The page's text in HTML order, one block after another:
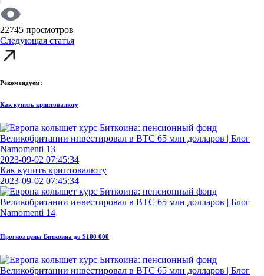
22745 просмотров
Следующая статья
Рекомендуем:
Как купить криптовалюту
2023-09-02 07:45:34
Как купить криптовалюту
2023-09-02 07:45:34
Прогноз цены Биткоина до $100 000